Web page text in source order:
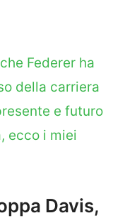
Federer ha
della carriera
e futuro
ecco i miei
Davis,